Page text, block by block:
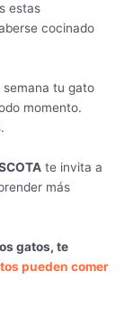
estas
cocinado
semana tu gato
momento.
te invita a
más
gatos, te
pueden comer